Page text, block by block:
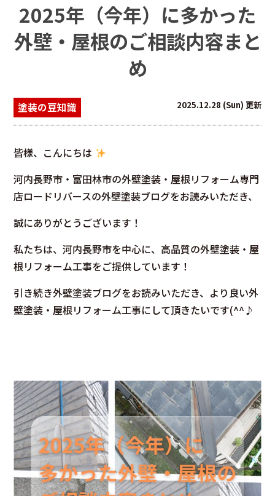
2025年（今年）に多かった
外壁・屋根のご相談内容まと
め
塗装の豆知識 2025.12.28 (Sun) 更新
皆様、こんにちは
河内長野市・富田林市の外壁塗装・屋根リフォーム専門
店ロードリバースの外壁塗装ブログをお読みいただき、
誠にありがとうございます！
私たちは、河内長野市を中心に、高品質の外壁塗装・屋
根リフォーム工事をご提供しています！
引き続き外壁塗装ブログをお読みいただき、より良い外
壁塗装・屋根リフォーム工事にして頂きたいです(^^♪